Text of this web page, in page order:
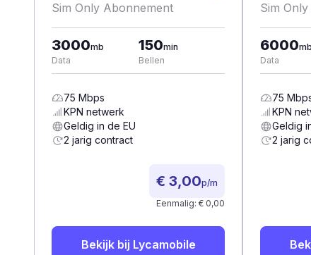
Sim Only Abonnement
3000mb
Data
150min
Bellen
75 Mbps
KPN netwerk
Geldig in de EU
2 jarig contract
€ 3,00p/m
Eenmalig: € 0,00
Bekijk bij Lycamobile
Sim
6000mb
Data
75
KPN
Geldig
2 jarig